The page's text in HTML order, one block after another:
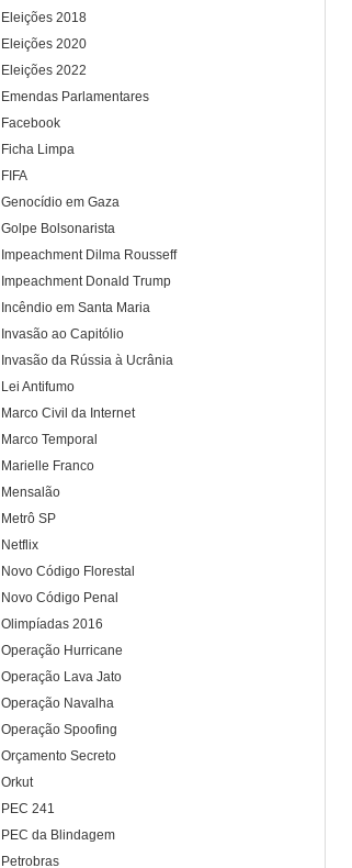
Eleições 2018
Eleições 2020
Eleições 2022
Emendas Parlamentares
Facebook
Ficha Limpa
FIFA
Genocídio em Gaza
Golpe Bolsonarista
Impeachment Dilma Rousseff
Impeachment Donald Trump
Incêndio em Santa Maria
Invasão ao Capitólio
Invasão da Rússia à Ucrânia
Lei Antifumo
Marco Civil da Internet
Marco Temporal
Marielle Franco
Mensalão
Metrô SP
Netflix
Novo Código Florestal
Novo Código Penal
Olimpíadas 2016
Operação Hurricane
Operação Lava Jato
Operação Navalha
Operação Spoofing
Orçamento Secreto
Orkut
PEC 241
PEC da Blindagem
Petrobras